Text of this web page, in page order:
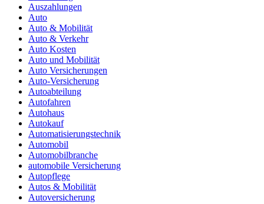
Auszahlungen
Auto
Auto & Mobilität
Auto & Verkehr
Auto Kosten
Auto und Mobilität
Auto Versicherungen
Auto-Versicherung
Autoabteilung
Autofahren
Autohaus
Autokauf
Automatisierungstechnik
Automobil
Automobilbranche
automobile Versicherung
Autopflege
Autos & Mobilität
Autoversicherung